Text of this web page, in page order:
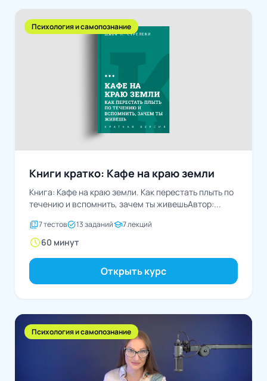
Психология и самопознание
Книги кратко: Кафе на краю земли
Книга: Кафе на краю земли. Как перестать плыть по
течению и вспомнить, зачем ты живешьАвтор:...
quiz7 тестовtask_alt13 заданийschool7 лекций
schedule60 минут
Открыть курс
Психология и самопознание